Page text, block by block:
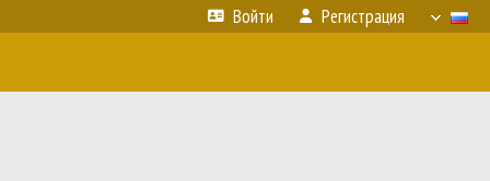
Войти Регистрация